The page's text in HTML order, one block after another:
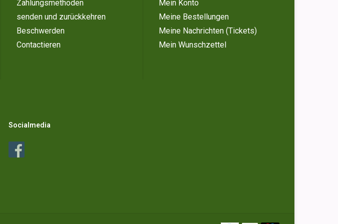
Zahlungsmethoden
senden und zurückkehren
Beschwerden
Contactieren
Mein Konto
Meine Bestellungen
Meine Nachrichten (Tickets)
Mein Wunschzettel
Socialmedia